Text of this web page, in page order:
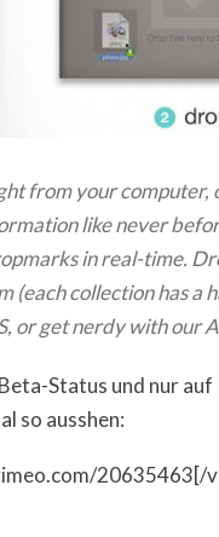
from your
like never
in real-time.
(each collection has a
or get nerdy with our
Status und nur
so ausshen:
20635463[/